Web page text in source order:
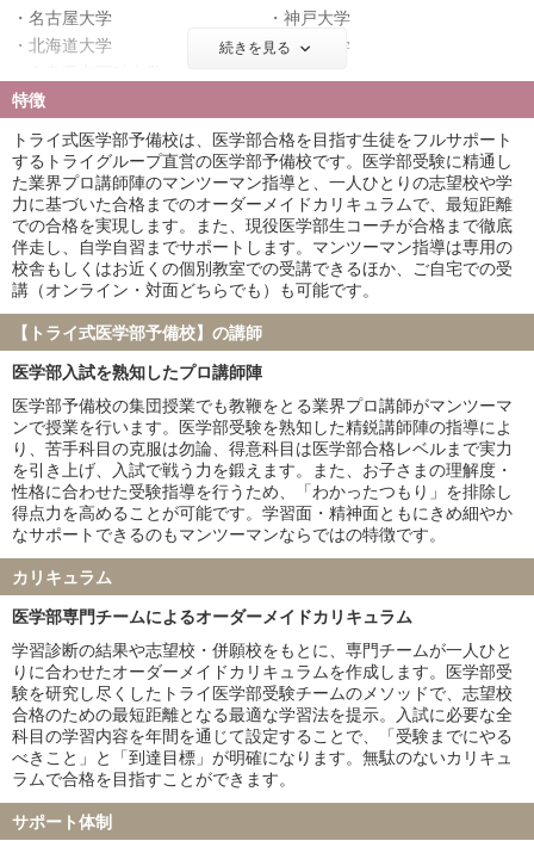
名古屋大学
神戸大学
北海道大学
広島大学
名古屋市立大学
金沢大学
浜松医科大学
滋賀医科大学
長崎大学
群馬大学
富山大学
岐阜大学
鹿児島大学
山口大学
愛媛大学
香川大学
福井大学
弘前大学
琉球大学
札幌医科大学
大分大学
鳥取大学
徳島大学
旭川医科大学
山形大学
福島県立医科大学
島根大学
佐賀大学
防衛医科大学校
私立大学
慶應義塾大学
東京慈恵会医科大学
大阪医科薬科大学
国際医療福祉大学
自治医科大学
東邦大学
産業医科大学
帝京大学
近畿大学
愛知医科大学
藤田医科大学
杏林大学
日本大学
兵庫医科大学
聖マリアンナ医科大学
福岡大学
続きを見る
特徴
トライ式医学部予備校は、医学部合格を目指す生徒をフルサポート
するトライグループ直営の医学部予備校です。医学部受験に精通し
た業界プロ講師陣のマンツーマン指導と、一人ひとりの志望校や学
力に基づいた合格までのオーダーメイドカリキュラムで、最短距離
での合格を実現します。また、現役医学部生コーチが合格まで徹底
伴走し、自学自習までサポートします。マンツーマン指導は専用の
校舎もしくはお近くの個別教室での受講できるほか、ご自宅での受
講（オンライン・対面どちらでも）も可能です。
【トライ式医学部予備校】の講師
医学部入試を熟知したプロ講師陣
医学部予備校の集団授業でも教鞭をとる業界プロ講師がマンツーマ
ンで授業を行います。医学部受験を熟知した精鋭講師陣の指導によ
り、苦手科目の克服は勿論、得意科目は医学部合格レベルまで実力
を引き上げ、入試で戦う力を鍛えます。また、お子さまの理解度・
性格に合わせた受験指導を行うため、「わかったつもり」を排除し
得点力を高めることが可能です。学習面・精神面ともにきめ細やか
なサポートできるのもマンツーマンならではの特徴です。
カリキュラム
医学部専門チームによるオーダーメイドカリキュラム
学習診断の結果や志望校・併願校をもとに、専門チームが一人ひと
りに合わせたオーダーメイドカリキュラムを作成します。医学部受
験を研究し尽くしたトライ医学部受験チームのメソッドで、志望校
合格のための最短距離となる最適な学習法を提示。入試に必要な全
科目の学習内容を年間を通じて設定することで、「受験までにやる
べきこと」と「到達目標」が明確になります。無駄のないカリキュ
ラムで合格を目指すことができます。
サポート体制